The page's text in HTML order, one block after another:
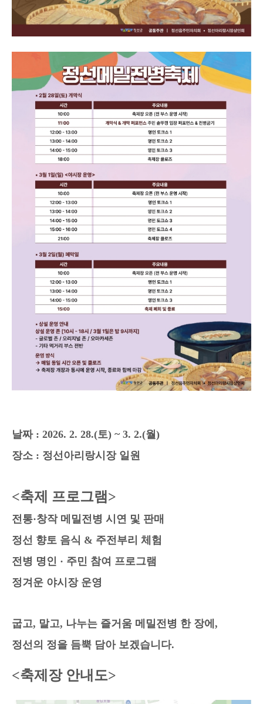
날짜 : 2026. 2. 28.(토) ~ 3. 2.(월)
장소 : 정선아리랑시장 일원
<축제 프로그램>
전통·창작 메밀전병 시연 및 판매
정선 향토 음식 & 주전부리 체험
전병 명인 · 주민 참여 프로그램
정겨운 야시장 운영
굽고, 말고, 나누는 즐거움 메밀전병 한 장에,
정선의 정을 듬뿍 담아 보겠습니다.
<축제장 안내도>